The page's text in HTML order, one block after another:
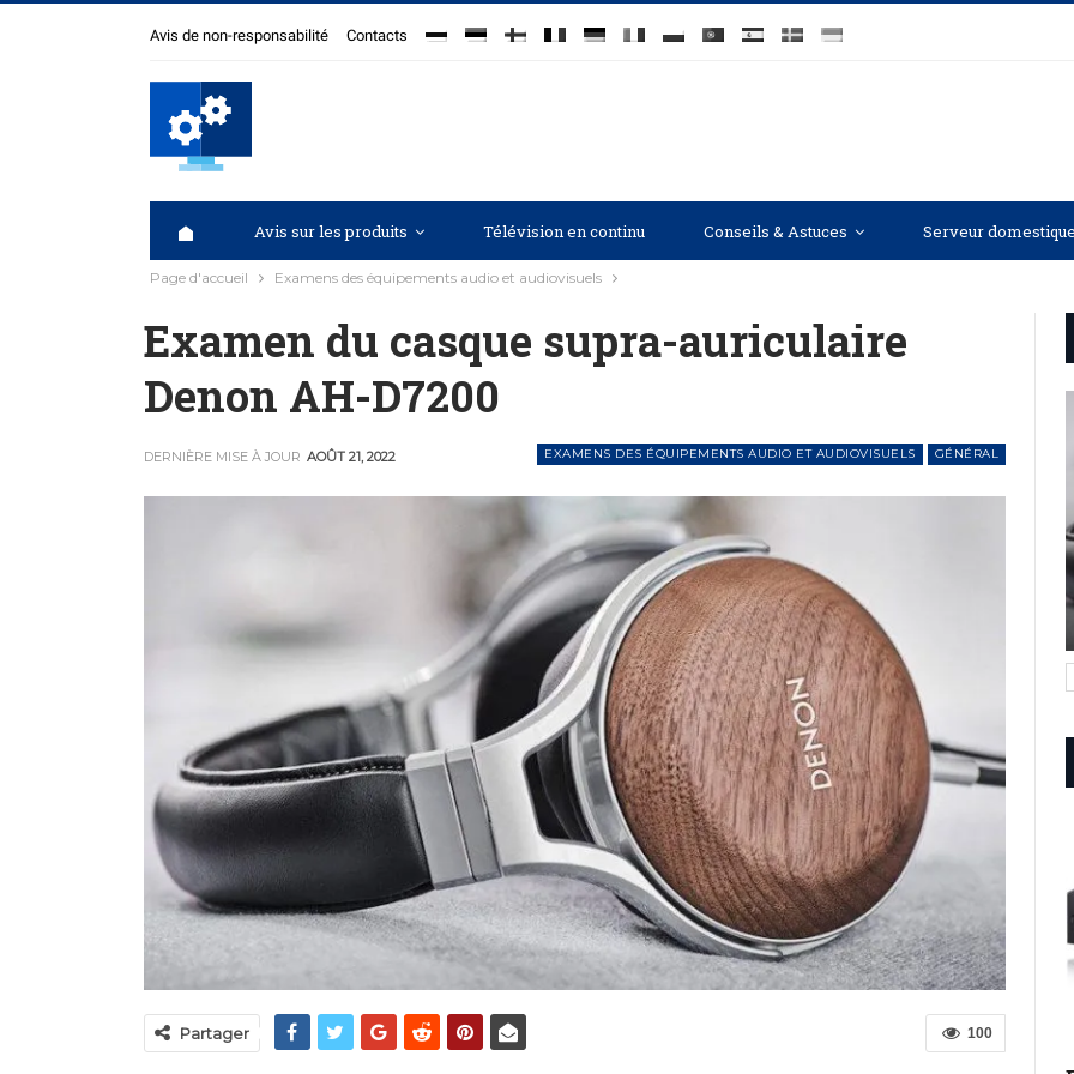
Avis de non-responsabilité Contacts
Avis sur les produits Télévision en continu Conseils & Astuces Serveur domestique
Page d'accueil Examens des équipements audio et audiovisuels
Examen du casque supra-auriculaire
Denon AH-D7200
EXAMENS DES ÉQUIPEMENTS AUDIO ET AUDIOVISUELS GÉNÉRAL
DERNIÈRE MISE À JOUR AOÛT 21, 2022
100
Partager
Examen Du Lecteur Blu-Ray Ultra
99
Examen Du Casque Supra-
Auriculaire Denon AH-D7200
DÉC 21, 2022 100